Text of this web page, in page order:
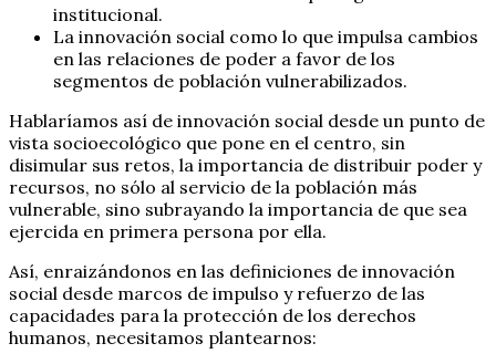
institucional.
La innovación social como lo que impulsa cambios
en las relaciones de poder a favor de los
segmentos de población vulnerabilizados.
Hablaríamos así de innovación social desde un punto de
vista socioecológico que pone en el centro, sin
disimular sus retos, la importancia de distribuir poder y
recursos, no sólo al servicio de la población más
vulnerable, sino subrayando la importancia de que sea
ejercida en primera persona por ella.
Así, enraizándonos en las definiciones de innovación
social desde marcos de impulso y refuerzo de las
capacidades para la protección de los derechos
humanos, necesitamos plantearnos: